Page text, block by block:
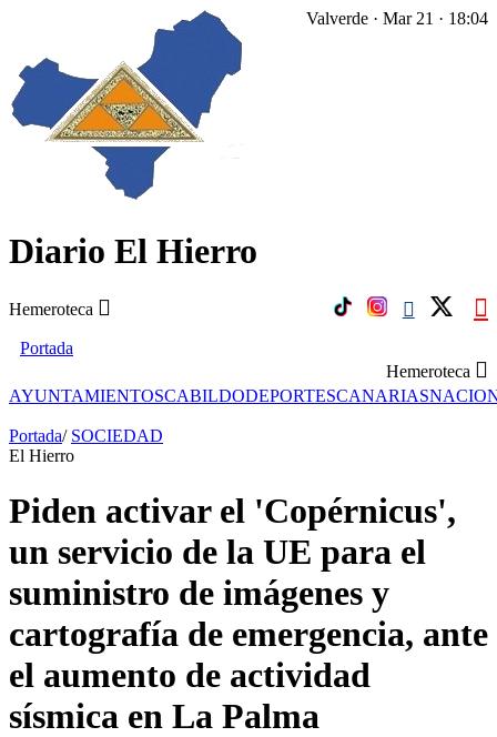
Diario El Hierro
Hemeroteca
Valverde · Mar 21 · 18:04
Portada
Hemeroteca
AYUNTAMIENTOSCABILDODEPORTESCANARIAS
Portada/ SOCIEDAD
El Hierro
Piden activar el 'Copérnicus',
un servicio de la UE para el
suministro de imágenes y
cartografía de emergencia, ante
el aumento de actividad
sísmica en La Palma